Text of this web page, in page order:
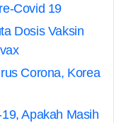
Covid 19
Dosis Vaksin
Corona, Korea
Apakah Masih